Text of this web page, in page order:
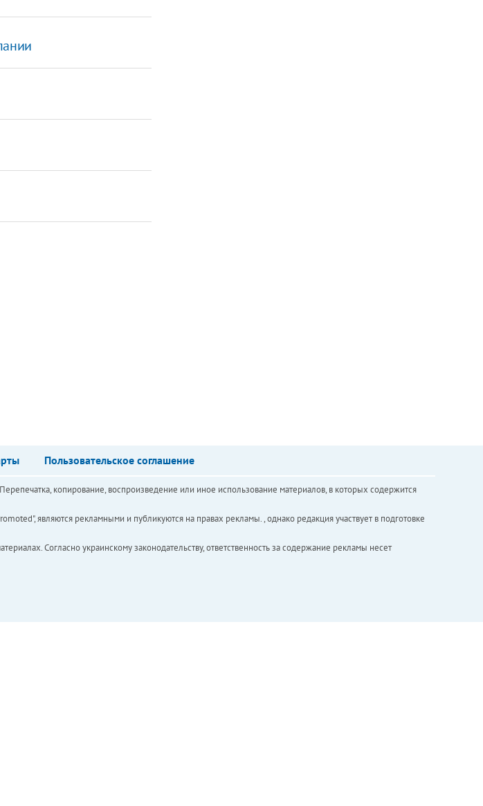
Пользовательское соглашение
копирование, воспроизведение или иное использование материалов, в которых содержится
являются рекламными и публикуются на правах рекламы. , однако редакция участвует в подготовке
Согласно украинскому законодательству, ответственность за содержание рекламы несет